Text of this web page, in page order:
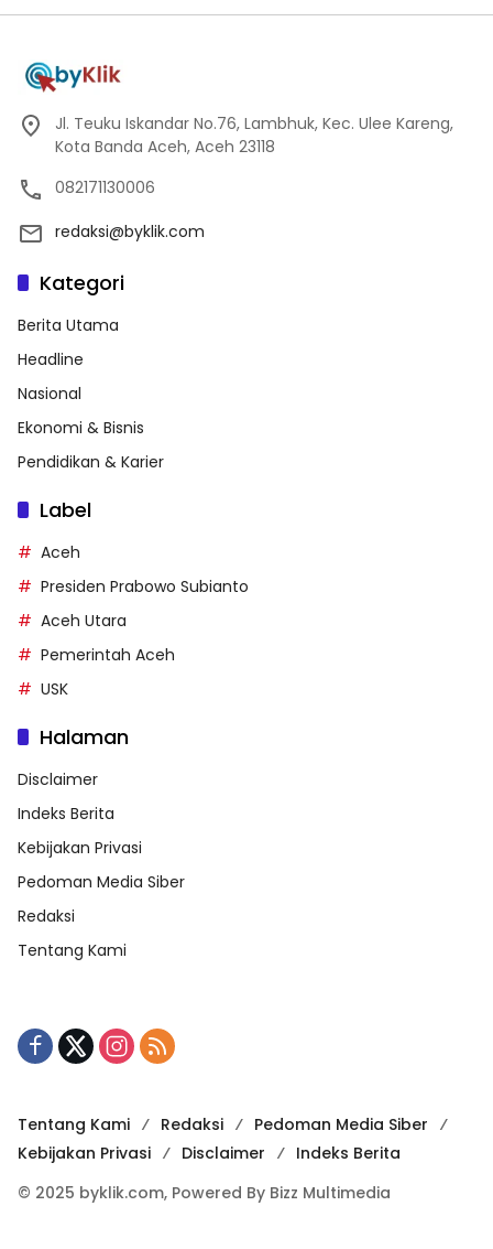
Jl. Teuku Iskandar No.76, Lambhuk, Kec. Ulee Kareng,
Kota Banda Aceh, Aceh 23118
082171130006
redaksi@byklik.com
Kategori
Berita Utama
Headline
Nasional
Ekonomi & Bisnis
Pendidikan & Karier
Label
Aceh
Presiden Prabowo Subianto
Aceh Utara
Pemerintah Aceh
USK
Halaman
Disclaimer
Indeks Berita
Kebijakan Privasi
Pedoman Media Siber
Redaksi
Tentang Kami
Tentang Kami Redaksi
Pedoman Media Siber
Kebijakan Privasi
Disclaimer
Indeks Berita
© 2025 byklik.com, Powered By Bizz Multimedia